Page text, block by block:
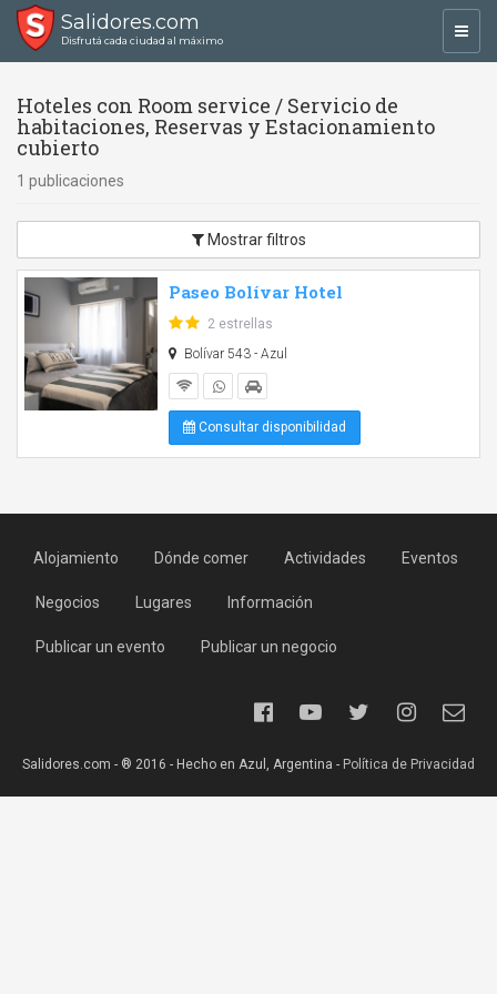
Salidores.com
Disfrutá cada ciudad al máximo
Hoteles con Room service / Servicio de
habitaciones, Reservas y Estacionamiento
cubierto
1 publicaciones
Mostrar filtros
Paseo Bolívar Hotel
2 estrellas
Bolívar 543 - Azul
Consultar disponibilidad
Alojamiento Dónde comer Actividades Eventos
Negocios Lugares Información
Publicar un evento Publicar un negocio
Salidores.com - ® 2016 - Hecho en Azul, Argentina - Política de Privacidad